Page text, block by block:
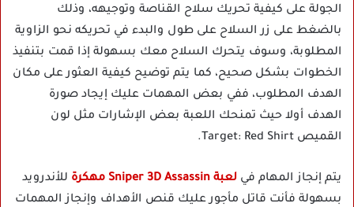
الجولة على كيفية تحريك سلاح القناصة وتوجيهه، وذلك
بالضغط على زر السلاح على طول والبدء في تحريكه نحو الزاوية
المطلوبة، وسوف يتحرك السلاح معك بسهولة إذا قمت بتنفيذ
الخطوات بشكل صحيح، كما يتم توضيح كيفية العثور على مكان
الهدف المطلوب، ففي بعض المهمات عليك إيجاد صورة
الهدف أولا حيث تمنحك اللعبة بعض الإشارات مثل لون
القميص Target: Red Shirt.
يتم إنجاز المهام في لعبة Sniper 3D Assassin مهكرة
للأندرويد
بسهولة فأنت قاتل مأجور عليك قنص الأهداف وإنجاز المهمات